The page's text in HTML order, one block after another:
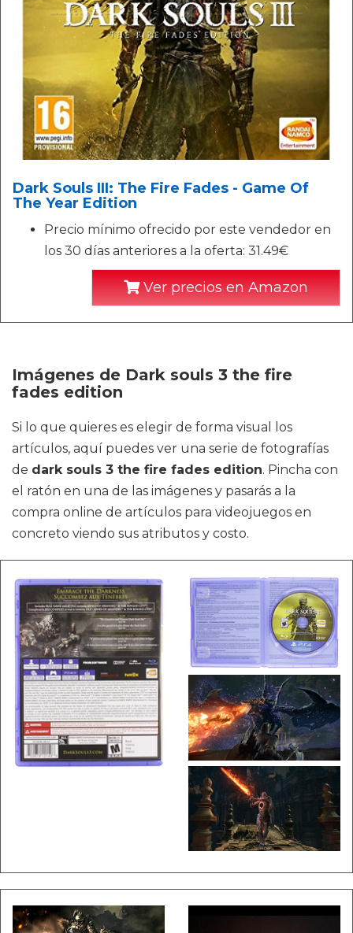
Dark Souls III: The Fire Fades - Game Of
The Year Edition
Precio mínimo ofrecido por este vendedor en
los 30 días anteriores a la oferta: 31.49€
Ver precios en Amazon
Imágenes de Dark souls 3 the fire
fades edition
Si lo que quieres es elegir de forma visual los
artículos, aquí puedes ver una serie de fotografías
de dark souls 3 the fire fades edition. Pincha con
el ratón en una de las imágenes y pasarás a la
compra online de artículos para videojuegos en
concreto viendo sus atributos y costo.